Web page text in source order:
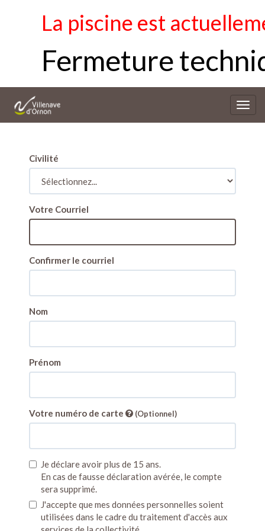
La piscine est
Fermeture
la
Civilité
Votre Courriel
Confirmer le courriel
Nom
Prénom
Votre numéro de carte (Optionnel)
Je déclare avoir plus de 15 ans.
En cas de fausse déclaration avérée, le compte
sera supprimé.
J'accepte que mes données personnelles soient
utilisées dans le cadre du traitement d'accès aux